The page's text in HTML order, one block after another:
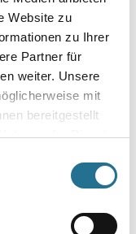
Website zu
zu Ihrer
Partner für
weiter. Unsere
mit
bereitgestellt
der Dienste